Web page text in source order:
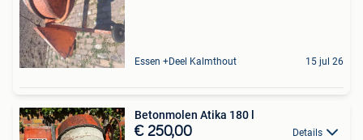
Essen +Deel Kalmthout 15 jul 26
Betonmolen Atika 180 l
€ 250,00 Details